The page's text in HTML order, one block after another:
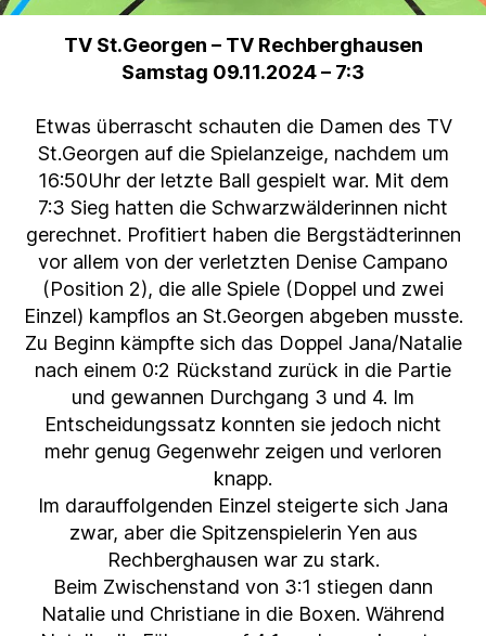
TV St.Georgen – TV Rechberghausen
Samstag 09.11.2024 – 7:3
Etwas überrascht schauten die Damen des TV
St.Georgen auf die Spielanzeige, nachdem um
16:50Uhr der letzte Ball gespielt war. Mit dem
7:3 Sieg hatten die Schwarzwälderinnen nicht
gerechnet. Profitiert haben die Bergstädterinnen
vor allem von der verletzten Denise Campano
(Position 2), die alle Spiele (Doppel und zwei
Einzel) kampflos an St.Georgen abgeben musste.
Zu Beginn kämpfte sich das Doppel Jana/Natalie
nach einem 0:2 Rückstand zurück in die Partie
und gewannen Durchgang 3 und 4. Im
Entscheidungssatz konnten sie jedoch nicht
mehr genug Gegenwehr zeigen und verloren
knapp.
Im darauffolgenden Einzel steigerte sich Jana
zwar, aber die Spitzenspielerin Yen aus
Rechberghausen war zu stark.
Beim Zwischenstand von 3:1 stiegen dann
Natalie und Christiane in die Boxen. Während